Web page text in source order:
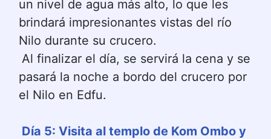
un nivel de agua más alto, lo que les
brindará impresionantes vistas del río
Nilo durante su crucero.
Al finalizar el día, se servirá la cena y se
pasará la noche a bordo del crucero por
el Nilo en Edfu.
Día 5: Visita al templo de Kom Ombo y